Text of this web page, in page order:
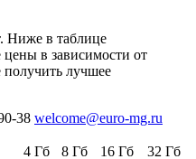
Ниже в таблице
в зависимости от
лучшее
38 welcome@euro-mg.ru
4 Гб 8 Гб 16 Гб
32 Гб